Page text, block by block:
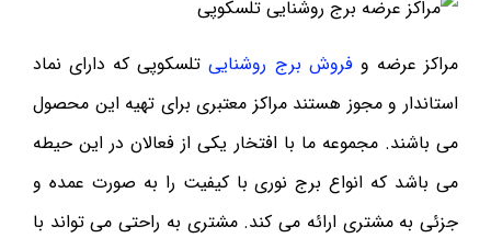
مراکز عرضه وفروش برج روشناییتلسکوپی که دارای نماد
استاندار و مجوز هستند مراکز معتبری برای تهیه این محصول
می باشند. مجموعه ما با افتخار یکی از فعالان در این حیطه
می باشد که انواع برج نوری با کیفیت را به صورت عمده و
جزئی به مشتری ارائه می کند. مشتری به راحتی می تواند با